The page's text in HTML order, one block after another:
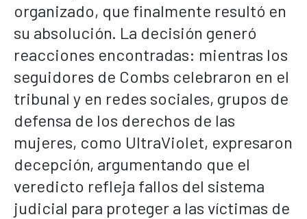
organizado, que finalmente resultó en
su absolución. La decisión generó
reacciones encontradas: mientras los
seguidores de Combs celebraron en el
tribunal y en redes sociales, grupos de
defensa de los derechos de las
mujeres, como UltraViolet, expresaron
decepción, argumentando que el
veredicto refleja fallos del sistema
judicial para proteger a las víctimas de